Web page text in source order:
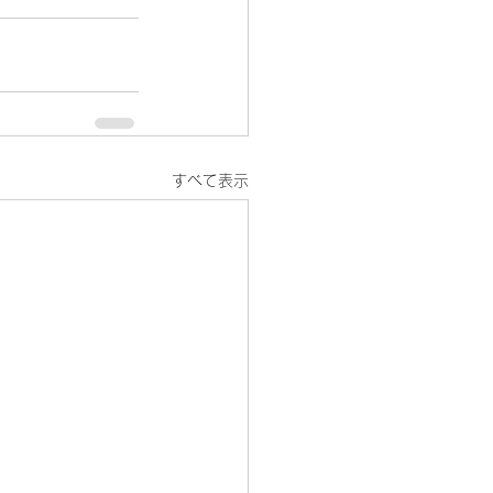
すべて表示